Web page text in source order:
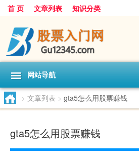
首 页 文章列表 知识分类
网站导航
> 文章列表 > gta5怎么用股票赚钱
gta5怎么用股票赚钱